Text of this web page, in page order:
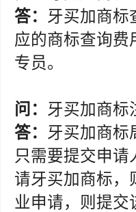
答： 牙买加商标
应的商标查询费
专员。
问： 牙买加商标
答： 牙买加商标
只需要提交申
请牙买加商标，
业申请，则提交